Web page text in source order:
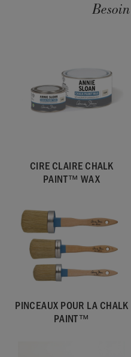
CIRE CLAIRE CHALK
PAINT™ WAX
PINCEAUX POUR LA CHALK
PAINT™